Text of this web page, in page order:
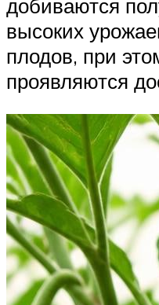
добиваются
высоких
плодов, при
проявляются